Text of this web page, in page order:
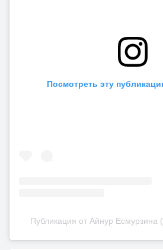
Посмотреть эту
Публикация от Айнур Есмурзина